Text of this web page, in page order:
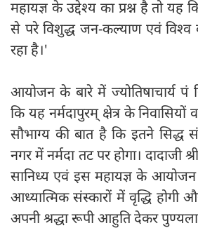
महायज्ञ के उद्देश्य का प्रश्न है तो यह
से परे विशुद्ध जन-कल्याण एवं विश्व
रहा है।'
आयोजन के बारे में ज्योतिषाचार्य पं
कि यह नर्मदापुरम् क्षेत्र के
सौभाग्य की बात है कि इतने सिद्ध
नगर में नर्मदा तट पर होगा। दादाजी
सानिध्य एवं इस महायज्ञ के
आध्यात्मिक संस्कारों में वृद्धि होगी
अपनी श्रद्धा रूपी आहुति देकर